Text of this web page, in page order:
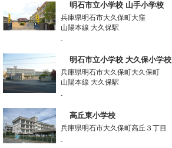
明石市立小学校 山手小学校
兵庫県明石市大久保町大窪
山陽本線 大久保駅
-
明石市立小学校 大久保小学校
兵庫県明石市大久保町大久保町
山陽本線 大久保駅
-
高丘東小学校
兵庫県明石市大久保町高丘３丁目
-